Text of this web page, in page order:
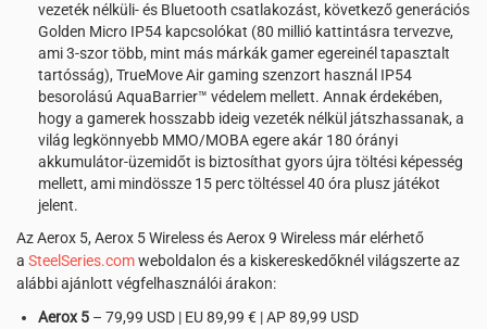
vezeték nélküli- és Bluetooth csatlakozást, következő generációs
Golden Micro IP54 kapcsolókat (80 millió kattintásra tervezve,
ami 3-szor több, mint más márkák gamer egereinél tapasztalt
tartósság), TrueMove Air gaming szenzort használ IP54
besorolású AquaBarrier™ védelem mellett. Annak érdekében,
hogy a gamerek hosszabb ideig vezeték nélkül játszhassanak, a
világ legkönnyebb MMO/MOBA egere akár 180 órányi
akkumulátor-üzemidőt is biztosíthat gyors újra töltési képesség
mellett, ami mindössze 15 perc töltéssel 40 óra plusz játékot
jelent.
Az Aerox 5, Aerox 5 Wireless és Aerox 9 Wireless már elérhető
a SteelSeries.comweboldalon és a kiskereskedőknél világszerte az
alábbi ajánlott végfelhasználói árakon:
Aerox 5 – 79,99 USD | EU 89,99 € | AP 89,99 USD